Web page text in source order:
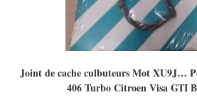
Joint de cache culbuteurs Mot XU9J…
406 Turbo Citroen Visa GTI